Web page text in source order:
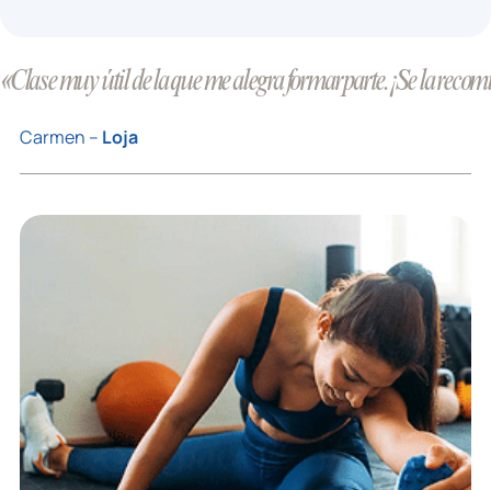
«Clase muy útil de la que me alegra formar parte. ¡Se la
Carmen – Loja